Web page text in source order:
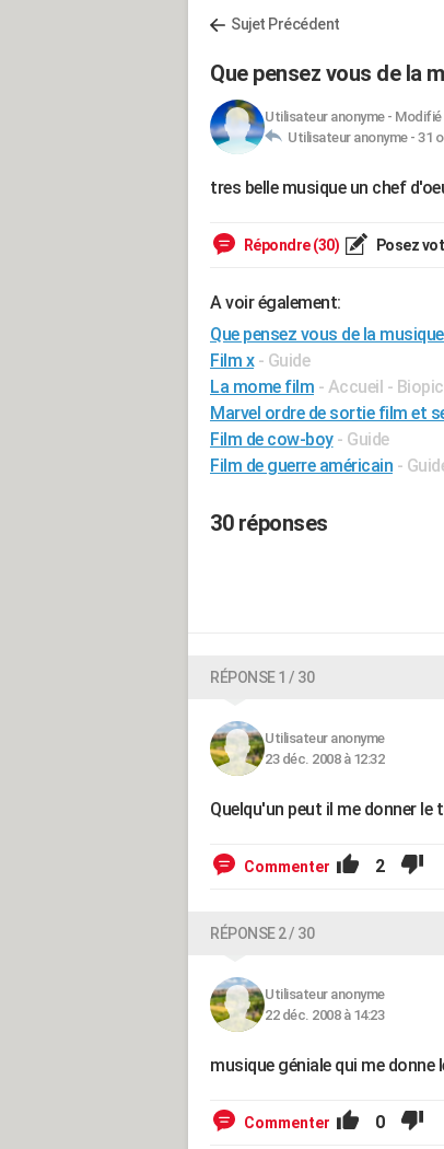
Sujet Précédent
Que pensez vous de la
Utilisateur anonyme- Modifié
Utilisateur anonyme - 31
tres belle musique un chef
Répondre (30) Posez
A voir également:
Que pensez vous de la
Film x - Guide
La mome film - Accueil - Biopic
Marvel ordre de sortie film et
Film de cow-boy - Guide
Film de guerre américain -
30 réponses
RÉPONSE 1 / 30
Utilisateur anonyme
23 déc. 2008 à 12:32
Quelqu'un peut il me donner
Commenter 2
RÉPONSE 2 / 30
Utilisateur anonyme
22 déc. 2008 à 14:23
musique géniale qui me donne
Commenter 0